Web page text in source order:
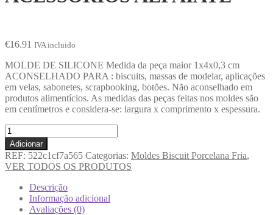
€16.91 IVA incluido
MOLDE DE SILICONE Medida da peça maior 1x4x0,3 cm
ACONSELHADO PARA : biscuits, massas de modelar, aplicações
em velas, sabonetes, scrapbooking, botões. Não aconselhado em
produtos alimentícios. As medidas das peças feitas nos moldes são
em centímetros e considera-se: largura x comprimento x espessura.
Adicionar
REF: 522c1cf7a565 Categorias: Moldes Biscuit Porcelana Fria,
VER TODOS OS PRODUTOS
Descrição
Informação adicional
Avaliações (0)